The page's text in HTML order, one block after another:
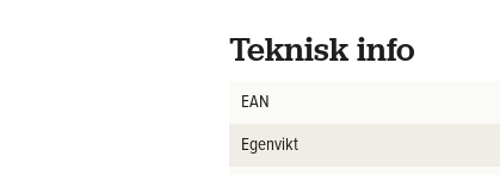
Teknisk info
EAN
Egenvikt